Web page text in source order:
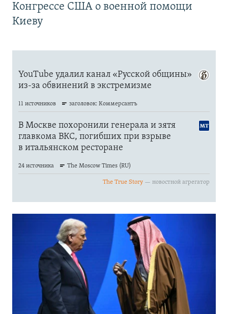
Конгрессе США о военной помощи
Киеву